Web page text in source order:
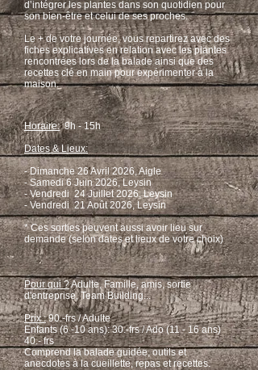
d’intégrer les plantes dans son quotidien pour
son bien-être et celui de ses proches.
Le + de votre journée, vous repartirez avec des
fiches explicatives en relation avec les plantes
rencontrées lors de la balade ainsi que des
recettes clé en main pour expérimenter à la
maison.
Horaire:9h - 15h
Dates & Lieux:
- Dimanche 26 Avril 2026, Aigle​​
​- Samedi 6 Juin 2026, Leysin​
​​- Vendredi 24 Juillet 2026, Leysin
​​- Vendredi 21 Août 2026, Leysin
* Ces sorties peuvent aussi avoir lieu sur
demande (selon dates et lieux de votre choix)
Pour qui ?Adulte, Famille, amis, sortie
d'entreprise, Team Building...
Prix :90.-frs / Adulte
Enfants (6 -10 ans): 30.-frs /Ado (11 - 16 ans)
40.- frs
Comprend la balade guidée, outils et
anecdotes à la cueillette, repas et recettes.